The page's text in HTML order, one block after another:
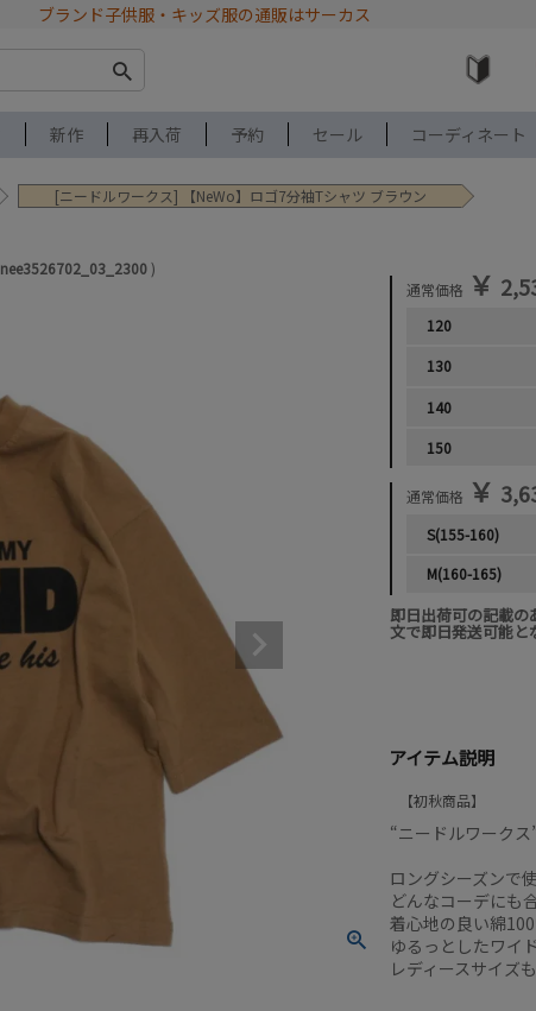
ブランド子供服・キッズ服の通販はサーカス
新作 再入荷 予約 セール コーディネート
[ニードルワークス] 【NeWo】ロゴ7分袖Tシャツ ブラウン
nee3526702_03_2300
通常価格 ￥
120
130
140
150
通常価格 ￥
S(155-160)
M(160-165)
即日出荷可の記載
文で即日発送可能と
アイテム説明
初秋商品
“ニードルワーク
ロングシーズンで
どんなコーデにも
着心地の良い綿
ゆるっとしたワイ
レディースサイズ